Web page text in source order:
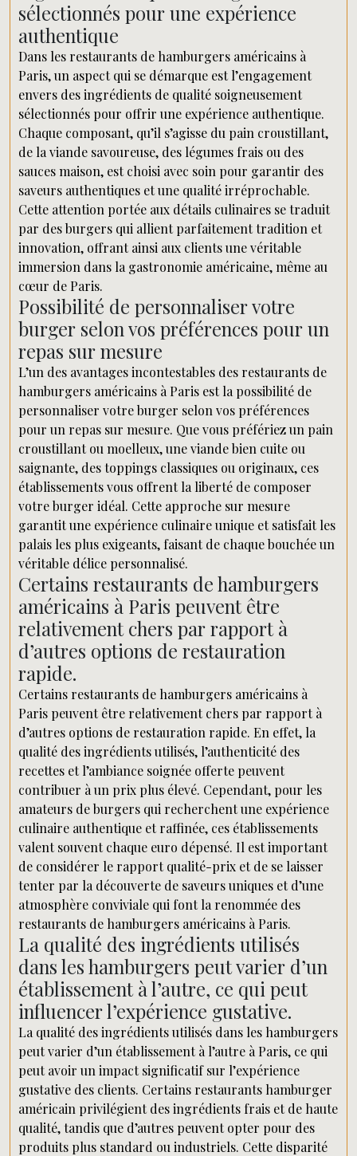
sélectionnés pour une expérience
authentique
Dans les restaurants de hamburgers américains à
Paris, un aspect qui se démarque est l’engagement
envers des ingrédients de qualité soigneusement
sélectionnés pour offrir une expérience authentique.
Chaque composant, qu’il s’agisse du pain croustillant,
de la viande savoureuse, des légumes frais ou des
sauces maison, est choisi avec soin pour garantir des
saveurs authentiques et une qualité irréprochable.
Cette attention portée aux détails culinaires se traduit
par des burgers qui allient parfaitement tradition et
innovation, offrant ainsi aux clients une véritable
immersion dans la gastronomie américaine, même au
cœur de Paris.
Possibilité de personnaliser votre
burger selon vos préférences pour un
repas sur mesure
L’un des avantages incontestables des restaurants de
hamburgers américains à Paris est la possibilité de
personnaliser votre burger selon vos préférences
pour un repas sur mesure. Que vous préfériez un pain
croustillant ou moelleux, une viande bien cuite ou
saignante, des toppings classiques ou originaux, ces
établissements vous offrent la liberté de composer
votre burger idéal. Cette approche sur mesure
garantit une expérience culinaire unique et satisfait les
palais les plus exigeants, faisant de chaque bouchée un
véritable délice personnalisé.
Certains restaurants de hamburgers
américains à Paris peuvent être
relativement chers par rapport à
d’autres options de restauration
rapide.
Certains restaurants de hamburgers américains à
Paris peuvent être relativement chers par rapport à
d’autres options de restauration rapide. En effet, la
qualité des ingrédients utilisés, l’authenticité des
recettes et l’ambiance soignée offerte peuvent
contribuer à un prix plus élevé. Cependant, pour les
amateurs de burgers qui recherchent une expérience
culinaire authentique et raffinée, ces établissements
valent souvent chaque euro dépensé. Il est important
de considérer le rapport qualité-prix et de se laisser
tenter par la découverte de saveurs uniques et d’une
atmosphère conviviale qui font la renommée des
restaurants de hamburgers américains à Paris.
La qualité des ingrédients utilisés
dans les hamburgers peut varier d’un
établissement à l’autre, ce qui peut
influencer l’expérience gustative.
La qualité des ingrédients utilisés dans les hamburgers
peut varier d’un établissement à l’autre à Paris, ce qui
peut avoir un impact significatif sur l’expérience
gustative des clients. Certains restaurants hamburger
américain privilégient des ingrédients frais et de haute
qualité, tandis que d’autres peuvent opter pour des
produits plus standard ou industriels. Cette disparité